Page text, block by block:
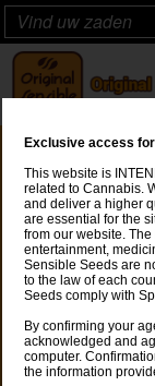
Speciale
Sensible Seeds
Bij Original
waarde met
cannabiszaden.
High-THC-
zaden, ofCBD-
bestemming
Onze zorgvuldig
Exclusive access
This website is
related to Cannabis.
and deliver a higher
are essential for the
from our website.
entertainment,
Sensible Seeds are
to the law of each
Seeds comply with
By confirming your
acknowledged and
computer.
the information